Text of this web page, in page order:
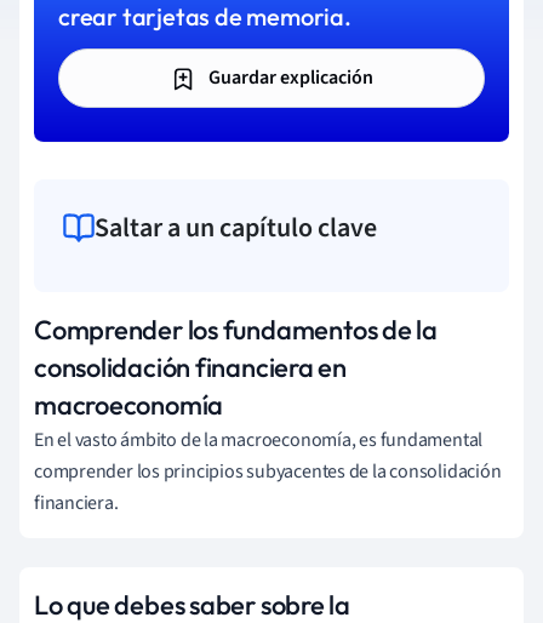
crear tarjetas de memoria.
Guardar explicación
Saltar a un capítulo clave
Comprender los fundamentos de la
consolidación financiera en
macroeconomía
En el vasto ámbito de la macroeconomía, es fundamental
comprender los principios subyacentes de la consolidación
financiera.
Lo que debes saber sobre la